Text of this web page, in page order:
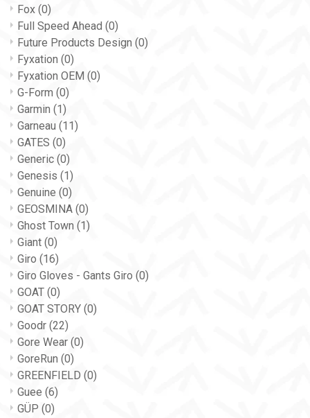
Fox (0)
Full Speed Ahead (0)
Future Products Design (0)
Fyxation (0)
Fyxation OEM (0)
G-Form (0)
Garmin (1)
Garneau (11)
GATES (0)
Generic (0)
Genesis (1)
Genuine (0)
GEOSMINA (0)
Ghost Town (1)
Giant (0)
Giro (16)
Giro Gloves - Gants Giro (0)
GOAT (0)
GOAT STORY (0)
Goodr (22)
Gore Wear (0)
GoreRun (0)
GREENFIELD (0)
Guee (6)
GÜP (0)